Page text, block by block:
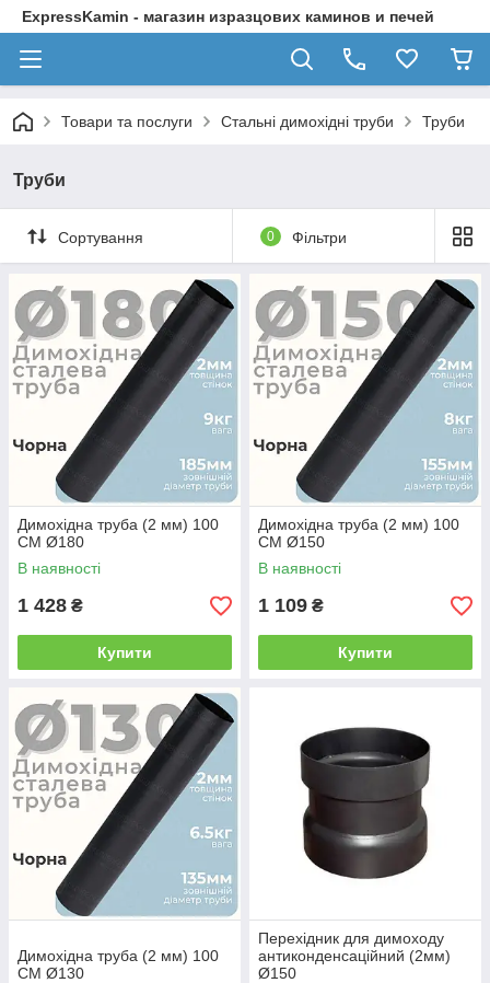
ExpressKamin - магазин изразцових каминов и печей
Товари та послуги Стальні димохідні труби Труби
Труби
Сортування 0 Фільтри
Димохідна труба (2 мм) 100
СМ Ø180
В наявності
1 428 ₴
Купити
Димохідна труба (2 мм) 100
СМ Ø150
В наявності
1 109 ₴
Купити
Димохідна труба (2 мм) 100
СМ Ø130
Перехідник для димоходу
антиконденсаційний (2мм)
Ø150